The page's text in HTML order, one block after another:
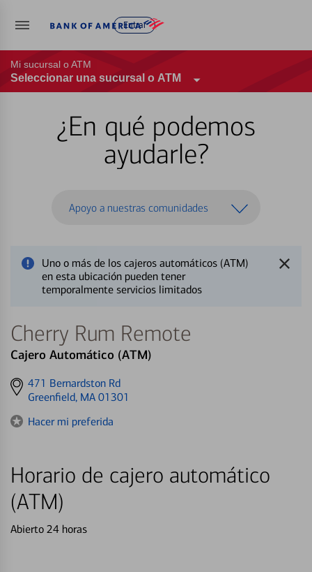
Entrar
Mi sucursal o ATM
Seleccionar una sucursal o ATM
¿En qué podemos
ayudarle?
Apoyo a nuestras comunidades
Uno o más de los cajeros automáticos (ATM)
en esta ubicación pueden tener
temporalmente servicios limitados
Cherry Rum Remote
Cajero Automático (ATM)
Get
directions
471 Bernardston Rd
Greenfield, MA 01301
Hacer mi preferida
Horario de cajero automático
(ATM)
Abierto 24 horas